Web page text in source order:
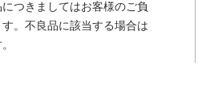
つきましてはお客様のご負
。不良品に該当する場合は